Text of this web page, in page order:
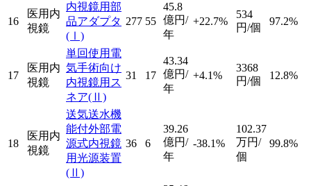
16
医用内
視鏡
内視鏡用部
品アダプタ
(Ⅰ)
277 55
45.8
億円/
年
+22.7%
534
円/個
97.2%
17
医用内
視鏡
単回使用電
気手術向け
内視鏡用ス
ネア(Ⅱ)
31 17
43.34
億円/
年
+4.1%
3368
円/個
12.8%
18
医用内
視鏡
送気送水機
能付外部電
源式内視鏡
用光源装置
(Ⅱ)
36 6
39.26
億円/
年
-38.1%
102.37
万円/
個
99.8%